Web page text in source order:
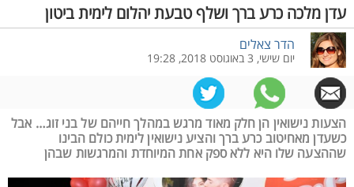
עדן מלכה כרע ברך ושלף טבעת יהלום לימית ביטון
הדר צאלים
יום שישי, 3 באוגוסט 2018, 19:28
הצעות נישואין הן חלק מאוד מרגש במהלך חייהם של בני זוג… אבל
כשעדן מאחיטוב כרע ברך והציע נישואין לימית כולם הבינו
שההצעה שלו היא ללא ספק אחת המיוחדת והמרגשות שבהן